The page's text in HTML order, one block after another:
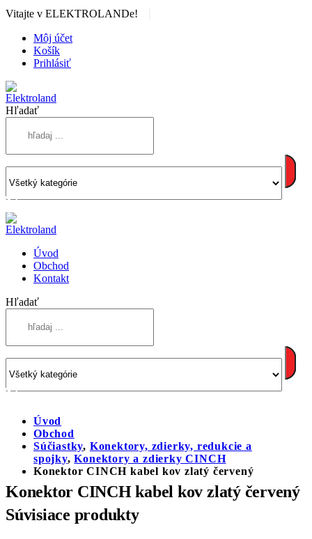
Vitajte v ELEKTROLANDe!
Môj účet
Košík
Prihlásiť
Hľadať
Úvod
Obchod
Kontakt
Hľadať
Úvod
Obchod
Súčiastky, Konektory, zdierky, redukcie a
spojky,Konektory a zdierky CINCH
Konektor CINCH kabel kov zlatý červený
Konektor CINCH kabel kov zlatý červený
Súvisiace produkty